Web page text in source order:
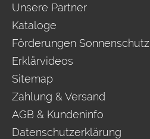
Unsere Partner
Kataloge
Förderungen Sonnenschutz
Erklärvideos
Sitemap
Zahlung & Versand
AGB & Kundeninfo
Datenschutzerklärung